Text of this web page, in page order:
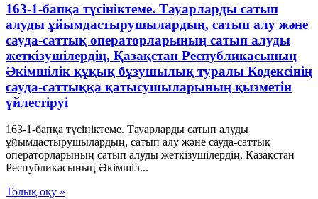
163-1-бапқа түсініктеме. Тауарларды сатып
алуды ұйымдастырушылардың, сатып алу және
сауда-саттық операторларының сатып алуды
жеткізушілердің, Қазақстан Республикасының
Әкімшілік құқық бұзушылық туралы Кодексінің
сауда-саттыққа қатысушыларының қызметін
үйлестіруі
163-1-бапқа түсініктеме. Тауарларды сатып алуды
ұйымдастырушылардың, сатып алу және сауда-саттық
операторларының сатып алуды жеткізушілердің, Қазақстан
Республикасының Әкімшіл...
Толық оқу »